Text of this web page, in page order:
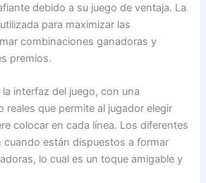
debido a su juego de ventaja. La
para maximizar las
combinaciones ganadoras y
premios.
interfaz del juego, con una
reales que permite al jugador elegir
colocar en cada línea. Los diferentes
cuando están dispuestos a formar
lo cual es un toque amigable y